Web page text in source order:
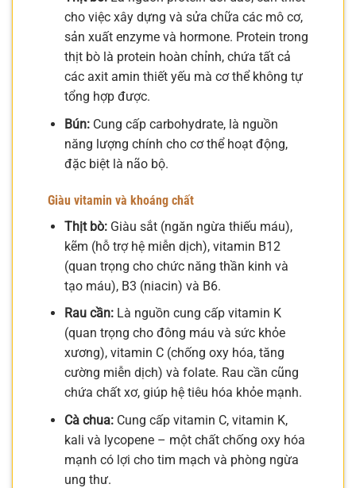
cho việc xây dựng và sửa chữa các mô cơ,
sản xuất enzyme và hormone. Protein trong
thịt bò là protein hoàn chỉnh, chứa tất cả
các axit amin thiết yếu mà cơ thể không tự
tổng hợp được.
Bún:Cung cấp carbohydrate, là nguồn
năng lượng chính cho cơ thể hoạt động,
đặc biệt là não bộ.
Giàu vitamin và khoáng chất
Thịt bò:Giàu sắt (ngăn ngừa thiếu máu),
kẽm (hỗ trợ hệ miễn dịch), vitamin B12
(quan trọng cho chức năng thần kinh và
tạo máu), B3 (niacin) và B6.
Rau cần:Là nguồn cung cấp vitamin K
(quan trọng cho đông máu và sức khỏe
xương), vitamin C (chống oxy hóa, tăng
cường miễn dịch) và folate. Rau cần cũng
chứa chất xơ, giúp hệ tiêu hóa khỏe mạnh.
Cà chua:Cung cấp vitamin C, vitamin K,
kali và lycopene – một chất chống oxy hóa
mạnh có lợi cho tim mạch và phòng ngừa
ung thư.